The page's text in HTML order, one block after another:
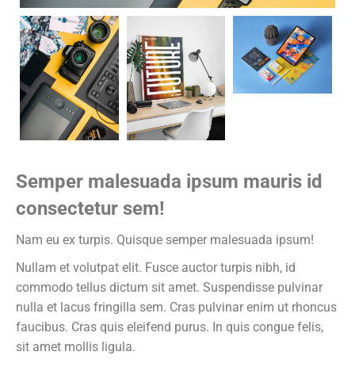
Semper malesuada ipsum mauris id
consectetur sem!
Nam eu ex turpis. Quisque semper malesuada ipsum!
Nullam et volutpat elit. Fusce auctor turpis nibh, id
commodo tellus dictum sit amet. Suspendisse pulvinar
nulla et lacus fringilla sem. Cras pulvinar enim ut rhoncus
faucibus. Cras quis eleifend purus. In quis congue felis,
sit amet mollis ligula.